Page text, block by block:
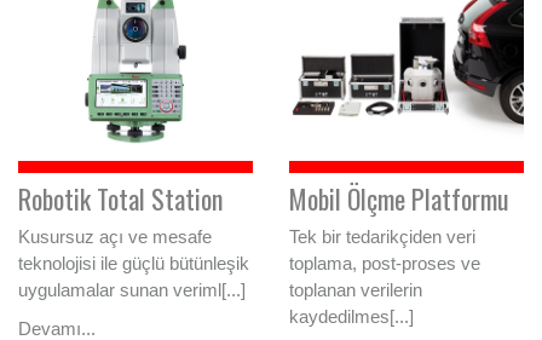
Robotik Total Station
Kusursuz açı ve mesafe
teknolojisi ile güçlü bütünleşik
uygulamalar sunan veriml[...]
Devamı...
Mobil Ölçme Platformu
Tek bir tedarikçiden veri
toplama, post-proses ve
toplanan verilerin
kaydedilmes[...]